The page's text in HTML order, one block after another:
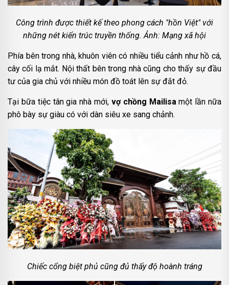
Công trình được thiết kế theo phong cách "hồn Việt" với
những nét kiến trúc truyền thống. Ảnh: Mạng xã hội
Phía bên trong nhà, khuôn viên có nhiều tiểu cảnh như hồ cá,
cây cối lạ mắt. Nội thất bên trong nhà cũng cho thấy sự đầu
tư của gia chủ với nhiều món đồ toát lên sự đắt đỏ.
Tại bữa tiệc tân gia nhà mới, vợ chồng Mailisamột lần nữa
phô bày sự giàu có với dàn siêu xe sang chảnh.
Chiếc cổng biệt phủ cũng đủ thấy độ hoành tráng